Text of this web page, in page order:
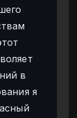
в
я